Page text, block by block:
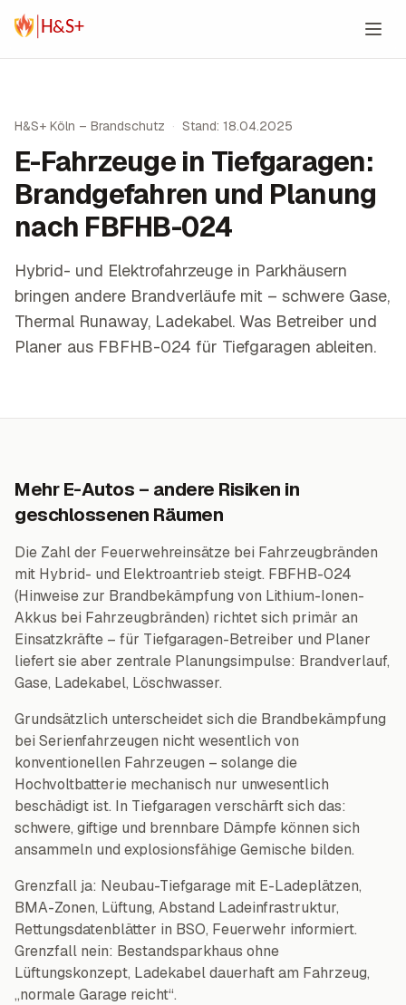
Zum Inhalt springen
H&S+ Köln – Brandschutz · Stand: 18.04.2025
E-Fahrzeuge in Tiefgaragen:
Brandgefahren und Planung
nach FBFHB-024
Hybrid- und Elektrofahrzeuge in Parkhäusern
bringen andere Brandverläufe mit – schwere Gase,
Thermal Runaway, Ladekabel. Was Betreiber und
Planer aus FBFHB-024 für Tiefgaragen ableiten.
Mehr E-Autos – andere Risiken in
geschlossenen Räumen
Die Zahl der Feuerwehreinsätze bei Fahrzeugbränden
mit Hybrid- und Elektroantrieb steigt. FBFHB-024
(Hinweise zur Brandbekämpfung von Lithium-Ionen-
Akkus bei Fahrzeugbränden) richtet sich primär an
Einsatzkräfte – für Tiefgaragen-Betreiber und Planer
liefert sie aber zentrale Planungsimpulse: Brandverlauf,
Gase, Ladekabel, Löschwasser.
Grundsätzlich unterscheidet sich die Brandbekämpfung
bei Serienfahrzeugen nicht wesentlich von
konventionellen Fahrzeugen – solange die
Hochvoltbatterie mechanisch nur unwesentlich
beschädigt ist. In Tiefgaragen verschärft sich das:
schwere, giftige und brennbare Dämpfe können sich
ansammeln und explosionsfähige Gemische bilden.
Grenzfall ja: Neubau-Tiefgarage mit E-Ladeplätzen,
BMA-Zonen, Lüftung, Abstand Ladeinfrastruktur,
Rettungsdatenblätter in BSO, Feuerwehr informiert.
Grenzfall nein: Bestandsparkhaus ohne
Lüftungskonzept, Ladekabel dauerhaft am Fahrzeug,
„normale Garage reicht“.